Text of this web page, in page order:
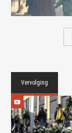
Vervolging